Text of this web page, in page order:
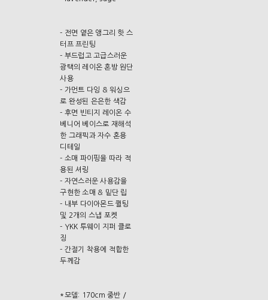
- 전면 옅은 앵그리 핫 스
터프 프린팅
- 부드럽고 고급스러운
광택의 레이온 혼방 원단
사용
- 가먼트 다잉 & 워싱으
로 완성된 은은한 색감
- 후면 빈티지 레이온 수
베니어 베이스로 재해석
한 그래픽과 자수 혼용
디테일
- 소매 파이핑을 따라 적
용된 셔링
- 자연스러운 사용감을
구현한 소매 & 밑단 립
- 내부 다이아몬드 퀼팅
및 2개의 스냅 포켓
- YKK 투웨이 지퍼 클로
징
- 간절기 착용에 적합한
두께감
*모델: 170cm 중반 /